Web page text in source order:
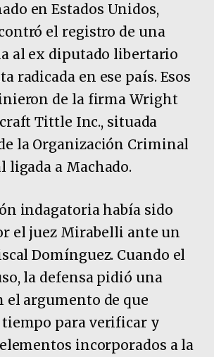
en Estados Unidos,
el registro de una
al ex diputado libertario
radicada en ese país. Esos
de la firma Wright
Tittle Inc., situada
la Organización Criminal
ligada a Machado.
indagatoria había sido
el juez Mirabelli ante un
Domínguez. Cuando el
la defensa pidió una
el argumento de que
tiempo para verificar y
incorporados a la